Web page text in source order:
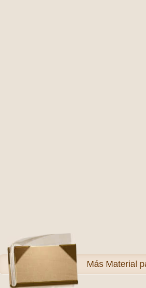
Más Material